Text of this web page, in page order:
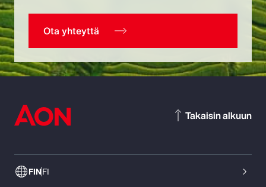
Ota yhteyttä
FINFI
Takaisin alkuun